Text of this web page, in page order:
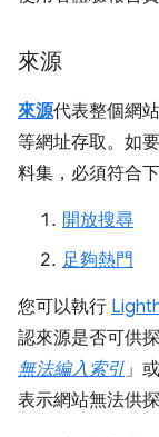
來源
來源代表整個網
等網址存取。如
料集，必須符合
開放搜尋
足夠熱門
您可以執行
認來源是否可供
無法編入索引」
表示網站無法供探